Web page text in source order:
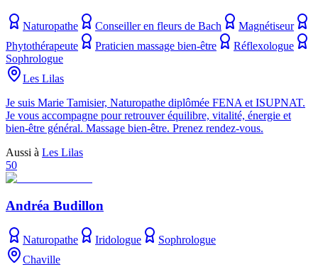
Naturopathe Conseiller en fleurs de Bach
Magnétiseur
Phytothérapeute
Praticien massage bien-être
Réflexologue
Sophrologue
Les Lilas
Je suis Marie Tamisier, Naturopathe diplômée FENA et ISUPNAT.
Je vous accompagne pour retrouver équilibre, vitalité, énergie et
bien-être général. Massage bien-être. Prenez rendez-vous.
Aussi à Les Lilas
50
Andréa Budillon
Naturopathe Iridologue
Sophrologue
Chaville